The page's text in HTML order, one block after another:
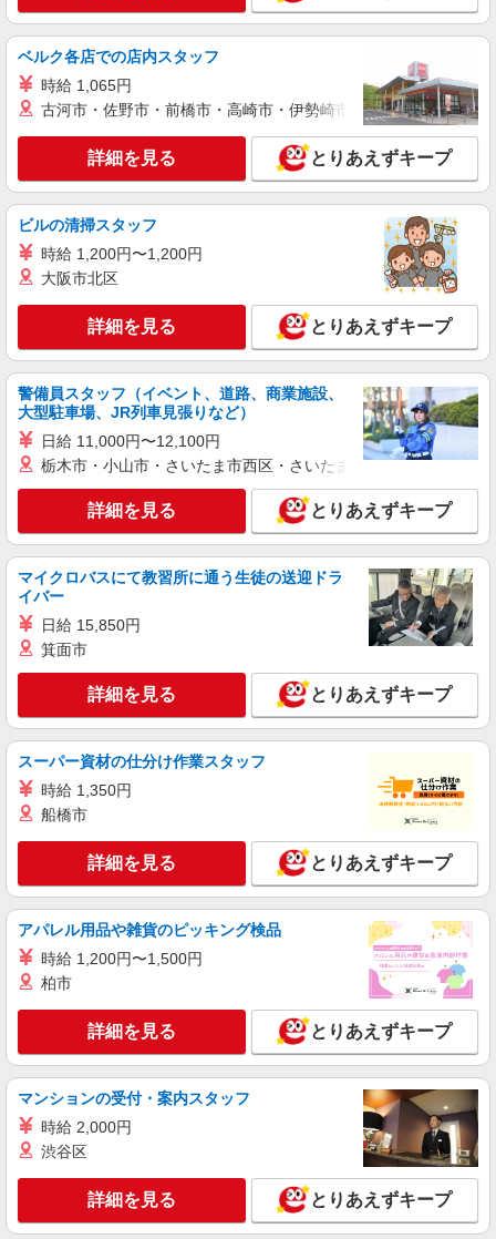
ベルク各店での店内スタッフ
時給 1,065円
古河市・佐野市・前橋市・高崎市・伊勢崎市・太田市・館林市
詳細を見る とりあえずキープ
ビルの清掃スタッフ
時給 1,200円〜1,200円
大阪市北区
詳細を見る とりあえずキープ
警備員スタッフ（イベント、道路、商業施設、
大型駐車場、JR列車見張りなど）
日給 11,000円〜12,100円
栃木市・小山市・さいたま市西区・さいたま市岩槻区・久喜市・
詳細を見る とりあえずキープ
マイクロバスにて教習所に通う生徒の送迎ドラ
イバー
日給 15,850円
箕面市
詳細を見る とりあえずキープ
スーパー資材の仕分け作業スタッフ
時給 1,350円
船橋市
詳細を見る とりあえずキープ
アパレル用品や雑貨のピッキング検品
時給 1,200円〜1,500円
柏市
詳細を見る とりあえずキープ
マンションの受付・案内スタッフ
時給 2,000円
渋谷区
詳細を見る とりあえずキープ